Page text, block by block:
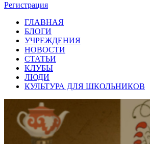
Регистрация
ГЛАВНАЯ
БЛОГИ
УЧРЕЖДЕНИЯ
НОВОСТИ
СТАТЬИ
КЛУБЫ
ЛЮДИ
КУЛЬТУРА ДЛЯ ШКОЛЬНИКОВ